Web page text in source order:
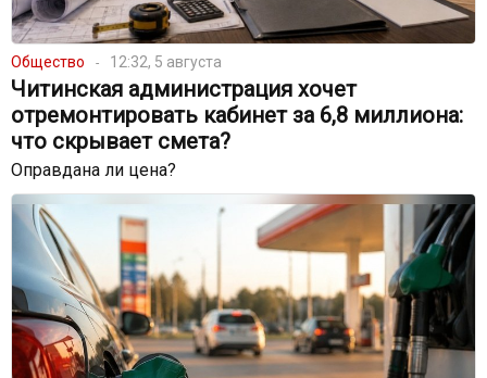
Общество 12:32, 5 августа
Читинская администрация хочет
отремонтировать кабинет за 6,8 миллиона:
что скрывает смета?
Оправдана ли цена?